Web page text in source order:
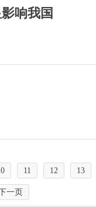
响我国
11 12 13
一页